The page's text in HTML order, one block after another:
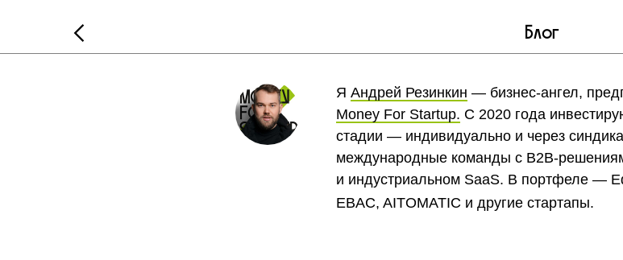
Блог
Я Андрей Резинкин — бизнес-ангел,
Money For Startup. С 2020 года
стадии — индивидуально и через
международные команды с B2B-
и индустриальном SaaS. В портфеле —
EBAC, AITOMATIC и другие стартапы.